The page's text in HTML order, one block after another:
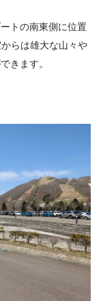
トの南東側に位置
らは雄大な山々や
きます。